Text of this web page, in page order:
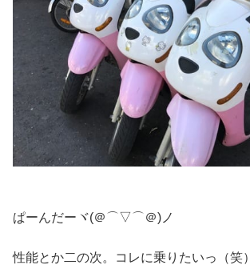
ぱーんだーヾ(＠⌒▽⌒＠)ノ
性能とか二の次。コレに乗りたいっ（笑）